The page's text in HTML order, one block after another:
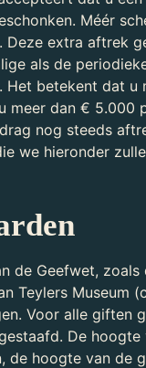
Méér
Deze extra aftrek
als de
Het betekent dat u
meer dan € 5.000
nog steeds
we hieronder
de Geefwet,
Teylers Museum
Voor alle giften
De
de hoogte van de